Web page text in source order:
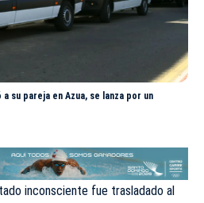
su pareja en Azua, se lanza por un
inconsciente fue trasladado al